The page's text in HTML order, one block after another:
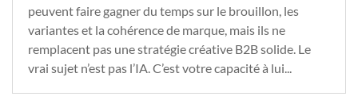
peuvent faire gagner du temps sur le brouillon, les
variantes et la cohérence de marque, mais ils ne
remplacent pas une stratégie créative B2B solide. Le
vrai sujet n’est pas l’IA. C’est votre capacité à lui...